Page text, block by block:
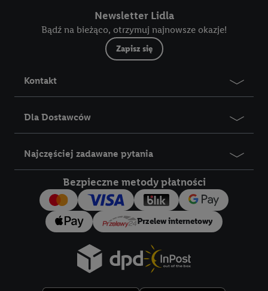
Newsletter Lidla
Bądź na bieżąco, otrzymuj najnowsze okazje!
Zapisz się
Kontakt
Dla Dostawców
Najczęściej zadawane pytania
Bezpieczne metody płatności
Przelew internetowy